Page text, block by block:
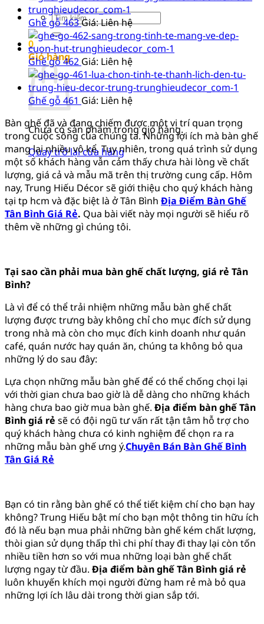
Tìm
kiếm:
0
Giỏ hàng
Chưa có sản phẩm trong giỏ hàng.
Quay trở lại cửa hàng
Ghế gỗ 463Giá: Liên hệ
Ghế gỗ 462 Giá: Liên hệ
Ghế gỗ 461 Giá: Liên hệ
Bàn ghế đã và đang chiếm được một vị trí quan trọng
trong cuộc sông của chúng ta. Những lợi ích mà bàn ghế
mang lại nhiều vô kể. Tuy nhiên, trong quá trình sử dụng
một số khách hàng vẫn cảm thấy chưa hài lòng về chất
lượng, giá cả và mẫu mã trên thị trường cung cấp. Hôm
nay, Trung Hiếu Décor sẽ giới thiệu cho quý khách hàng
tại tp hcm và đặc biệt là ở Tân Bình Địa Điểm Bàn Ghế
Tân Bình Giá Rẻ. Qua bài viết này mọi người sẽ hiểu rõ
thêm về những gì chúng tôi.
Tại sao cần phải mua bàn ghế chất lượng, giá rẻ Tân
Bình?
Là vì để có thể trải nhiệm những mẫu bàn ghế chất
lượng được trưng bày không chỉ cho mục đích sử dụng
trong nhà mà còn cho mục đích kinh doanh như quán
café, quán nước hay quán ăn, chúng ta không bỏ qua
những lý do sau đây:
Lựa chọn những mẫu bàn ghế để có thể chống chọi lại
với thời gian chưa bao giờ là dễ dàng cho những khách
hàng chưa bao giờ mua bàn ghế. Địa điểm bàn ghế Tân
Bình giá rẻ sẽ có đội ngũ tư vấn rất tận tâm hỗ trợ cho
quý khách hàng chưa có kinh nghiệm để chọn ra ra
những mẫu bàn ghế ưng ý.Chuyên Bán Bàn Ghế Bình
Tân Giá Rẻ
Bạn có tin rằng bàn ghế có thể tiết kiệm chí cho bạn hay
không? Trung Hiếu bật mí cho bạn một thông tin hữu ích
đó là nếu bạn mua phải những bàn ghế kém chất lượng,
thòi gian sử dụng thấp thì chi phí thay đi thay lại còn tốn
nhiều tiền hơn so với mua những loại bàn ghế chất
lượng ngay từ đầu. Địa điểm bàn ghế Tân Bình giá rẻ
luôn khuyến khích mọi người đừng ham rẻ mà bỏ qua
những lợi ích lâu dài trong thời gian sắp tới.